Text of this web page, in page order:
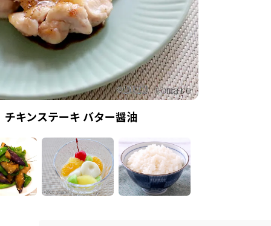
チキンステーキ バター醤油